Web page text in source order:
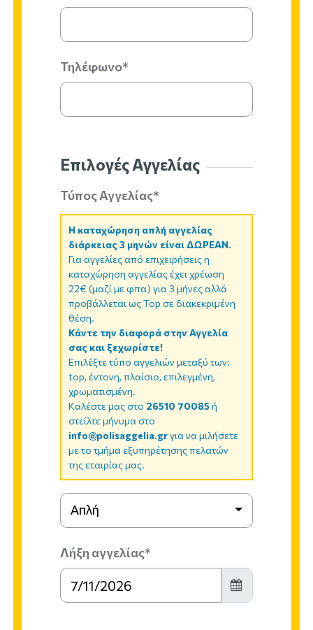
Τηλέφωνο*
Επιλογές Αγγελίας
Τύπος Αγγελίας*
Η καταχώρηση απλή αγγελίας
διάρκειας 3 μηνών είναι ΔΩΡΕΑΝ.
Για αγγελίες από επιχειρήσεις η
καταχώρηση αγγελίας έχει χρέωση
22€ (μαζί με φπα) για 3 μήνες αλλά
προβάλλεται ως Top σε διακεκριμένη
θέση.
Κάντε την διαφορά στην Αγγελία
σας και ξεχωρίστε!
Επιλέξτε τύπο αγγελιών μεταξύ των:
top, έντονη, πλαίσιο, επιλεγμένη,
χρωματισμένη.
Καλέστε μας στο 26510 70085ή
στείλτε μήνυμα στο
info@polisaggelia.grγια να μιλήσετε
με το τμήμα εξυπηρέτησης πελατών
της εταιρίας μας.
Απλή
Λήξη αγγελίας*